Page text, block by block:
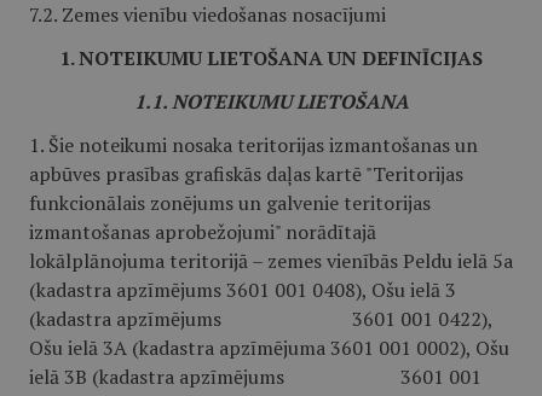
7.2. Zemes vienību viedošanas nosacījumi
1. NOTEIKUMU LIETOŠANA UN DEFINĪCIJAS
1.1. NOTEIKUMU LIETOŠANA
1. Šie noteikumi nosaka teritorijas izmantošanas un
apbūves prasības grafiskās daļas kartē "Teritorijas
funkcionālais zonējums un galvenie teritorijas
izmantošanas aprobežojumi" norādītajā
lokālplānojuma teritorijā – zemes vienībās Peldu ielā 5a
(kadastra apzīmējums 3601 001 0408), Ošu ielā 3
(kadastra apzīmējums 3601 001 0422),
Ošu ielā 3A (kadastra apzīmējuma 3601 001 0002), Ošu
ielā 3B (kadastra apzīmējums 3601 001